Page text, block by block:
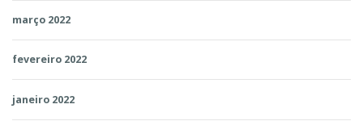
março 2022
fevereiro 2022
janeiro 2022